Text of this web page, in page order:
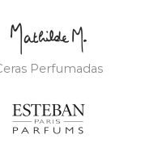
Perfumadas